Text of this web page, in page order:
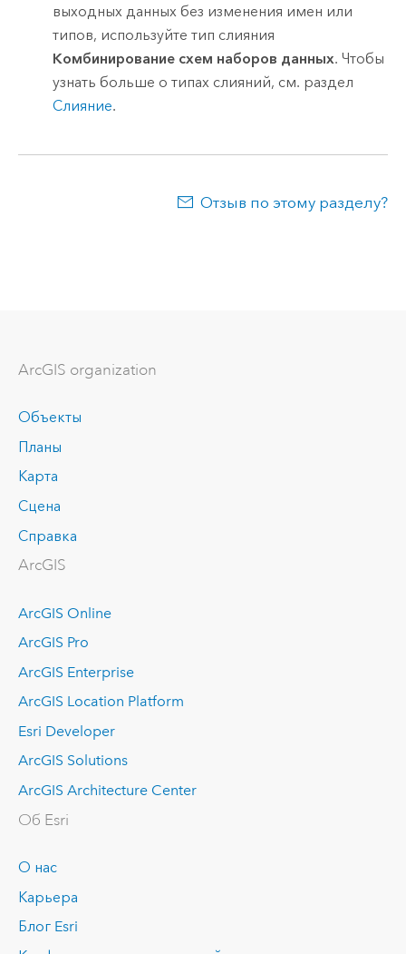
выходных данных без изменения имен или
типов, используйте тип слияния
Комбинирование схем наборов данных. Чтобы
узнать больше о типах слияний, см. раздел
Слияние.
Отзыв по этому разделу?
ArcGIS organization
Объекты
Планы
Карта
Сцена
Справка
ArcGIS
ArcGIS Online
ArcGIS Pro
ArcGIS Enterprise
ArcGIS Location Platform
Esri Developer
ArcGIS Solutions
ArcGIS Architecture Center
Об Esri
О нас
Карьера
Блог Esri